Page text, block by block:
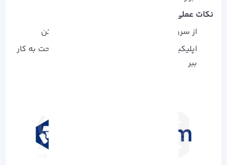
نکات عملی:
از سرویس Earn با مدیریت ریسک استفاده کن
اپلیکیشن موبایل رو برای معاملات سریع و راحت به کار
ببر